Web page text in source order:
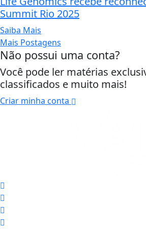
Summit Rio 2025
Saiba Mais
Mais Postagens
Não possui uma conta?
Você pode ler matérias
classificados e muito mais!
Criar minha conta